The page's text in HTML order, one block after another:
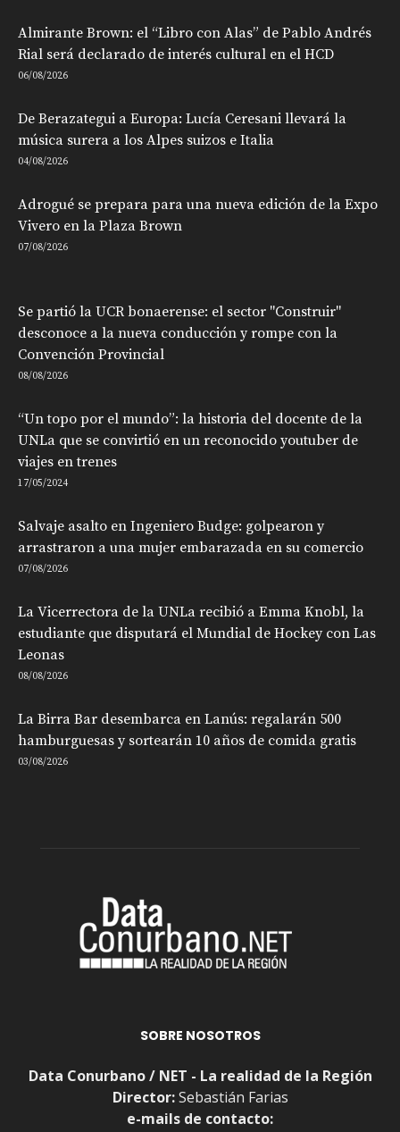
Almirante Brown: el “Libro con Alas” de Pablo Andrés
Rial será declarado de interés cultural en el HCD
06/08/2026
De Berazategui a Europa: Lucía Ceresani llevará la
música surera a los Alpes suizos e Italia
04/08/2026
Adrogué se prepara para una nueva edición de la Expo
Vivero en la Plaza Brown
07/08/2026
Se partió la UCR bonaerense: el sector "Construir"
desconoce a la nueva conducción y rompe con la
Convención Provincial
08/08/2026
“Un topo por el mundo”: la historia del docente de la
UNLa que se convirtió en un reconocido youtuber de
viajes en trenes
17/05/2024
Salvaje asalto en Ingeniero Budge: golpearon y
arrastraron a una mujer embarazada en su comercio
07/08/2026
La Vicerrectora de la UNLa recibió a Emma Knobl, la
estudiante que disputará el Mundial de Hockey con Las
Leonas
08/08/2026
La Birra Bar desembarca en Lanús: regalarán 500
hamburguesas y sortearán 10 años de comida gratis
03/08/2026
SOBRE NOSOTROS
Data Conurbano / NET - La realidad de la Región
Director:Sebastián Farias
e-mails de contacto: